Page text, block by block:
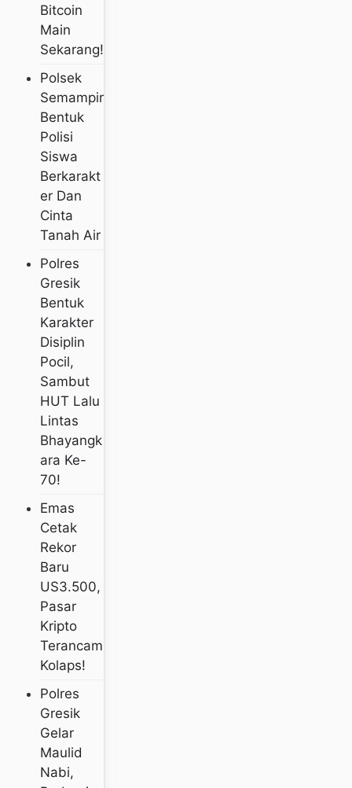
Bitcoin
Main
Sekarang!
Polsek
Semampir
Bentuk
Polisi
Siswa
Berkarakt
Er Dan
Cinta
Tanah Air
Polres
Gresik
Bentuk
Karakter
Disiplin
Pocil,
Sambut
HUT Lalu
Lintas
Bhayangk
Ara Ke-
70!
Emas
Cetak
Rekor
Baru
US3.500,
Pasar
Kripto
Terancam
Kolaps!
Polres
Gresik
Gelar
Maulid
Nabi,